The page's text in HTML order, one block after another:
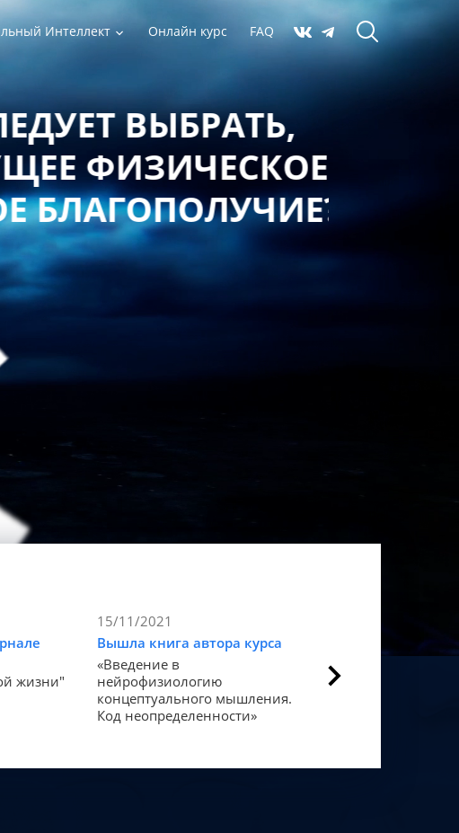
Интеллект Онлайн курс FAQ
ВЫБРАТЬ,
ФИЗИЧЕСКОЕ,
жизни"
15/11/2021
Вышла книга автора курса
«Введение в
нейрофизиологию
концептуального мышления.
Код неопределенности»
Статья в Forbes
Как мозг
«счастье».